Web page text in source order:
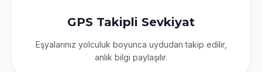
GPS Takipli Sevkiyat
Eşyalarınız yolculuk boyunca uydudan takip edilir,
anlık bilgi paylaşılır.